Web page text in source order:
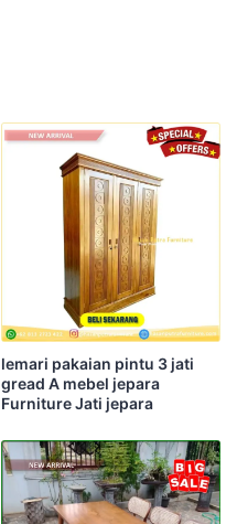
lemari pakaian pintu 3 jati
gread A mebel jepara
Furniture Jati jepara